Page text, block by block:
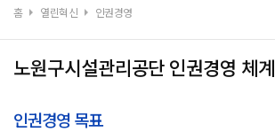
홈 열린혁신 인권경영
노원구시설관리공단 인권경영 체계
인권경영 목표